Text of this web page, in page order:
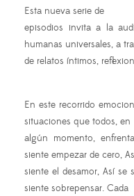
Esta nueva serie de
episodios invita a la
humanas universales, a
de relatos íntimos,
En este recorrido
situaciones que todos, en
algún momento,
siente empezar de cero,
siente el desamor, Así se
siente sobrepensar. Cada